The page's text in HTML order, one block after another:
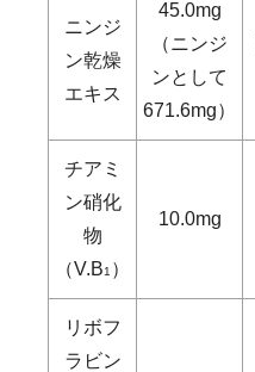
ニンジ
ン乾燥
エキス
45.0mg
（ニンジ
ンとして
671.6mg）
チアミ
ン硝化
物
（V.B1 ）
10.0mg
リボフ
ラビン